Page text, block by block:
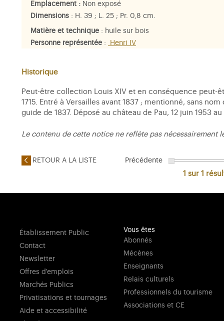
Emplacement : Non exposé
Dimensions : H. 39 ; L. 25 ; Pr. 0,8 cm.
Matière et technique : huile sur bois
Personne représentée : Henri IV
Historique
Peut-être collection Louis XIV et en conséquence peut-
1715. Entré à Versailles avant 1837 ; mentionné, sans
guide de 1837. Déposé au château de Pau, 12 juin 1953 au
Le contenu de cette notice ne reflète pas nécessairement
RETOUR A LA LISTE Précédente
1 sur 1
Établissement Public
Contact
Newsletter
Offres d'emplois
Marchés Publics
Privatisations et tournages
Aide et accessibilité
Vous êtes
Abonnés
Mécènes
Enseignants
Relais culturels
Professionnels du tourisme
Associations et CE